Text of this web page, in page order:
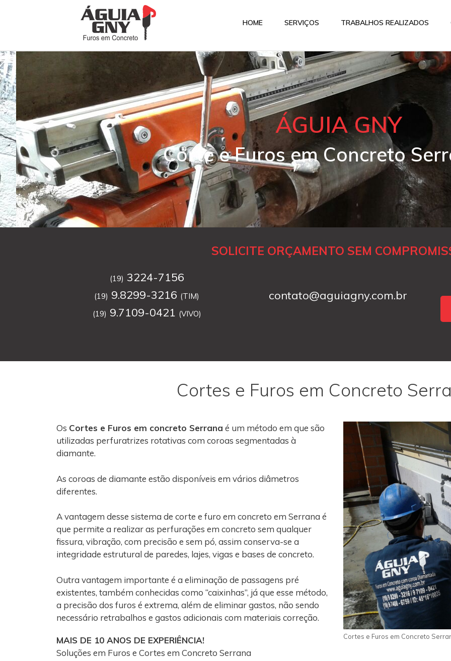
HOME SERVIÇOS TRABALHOS REALIZADOS
ÁGUIA GNY
Corte e Furos em Concreto
SOLICITE ORÇAMENTO SEM
(19) 3224-7156
(19) 9.8299-3216 (TIM)
(19) 9.7109-0421 (VIVO)
contato@aguiagny.com.br
Cortes e Furos em Concreto
Os Cortes e Furos em concreto Serrana é um método em que são
utilizadas perfuratrizes rotativas com coroas segmentadas à
diamante.
As coroas de diamante estão disponíveis em vários diâmetros
diferentes.
A vantagem desse sistema de corte e furo em concreto em Serrana é
que permite a realizar as perfurações em concreto sem qualquer
fissura, vibração, com precisão e sem pó, assim conserva-se a
integridade estrutural de paredes, lajes, vigas e bases de concreto.
Outra vantagem importante é a eliminação de passagens pré
existentes, também conhecidas como “caixinhas”, já que esse método,
a precisão dos furos é extrema, além de eliminar gastos, não sendo
necessário retrabalhos e gastos adicionais com materiais correção.
MAIS DE 10 ANOS DE EXPERIÊNCIA!
Soluções em Furos e Cortes em Concreto Serrana
Cortes e Furos em Concreto